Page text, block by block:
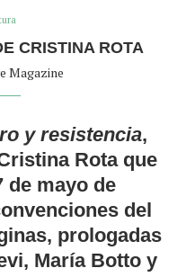
CRISTINA ROTA
Magazine
y resistencia,
Rota que
de mayo de
del
prologadas
María Botto y